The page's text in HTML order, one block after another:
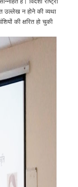
उल्लेख न होने की व्यथा
की क्षरित हो चुकी